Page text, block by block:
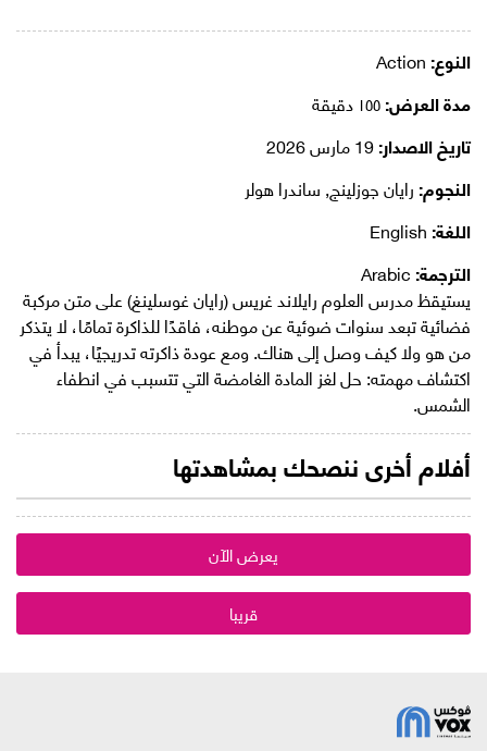
النوع:
مدة العرض:
تاريخ الاصدار:
النجوم:رايان جوزلينج, ساندرا هولر
اللغة:
الترجمة:
يستيقظ مدرس العلوم رايلاند غريس (رايان غوسلينغ) على متن مركبة
فضائية تبعد سنوات ضوئية عن موطنه، فاقدًا للذاكرة تمامًا، لا يتذكر
من هو ولا كيف وصل إلى هناك. ومع عودة ذاكرته تدريجيًا، يبدأ في
اكتشاف مهمته: حل لغز المادة الغامضة التي تتسبب في انطفاء
الشمس.
أفلام أخرى ننصحك بمشاهدتها
يعرض الآن
قريبا